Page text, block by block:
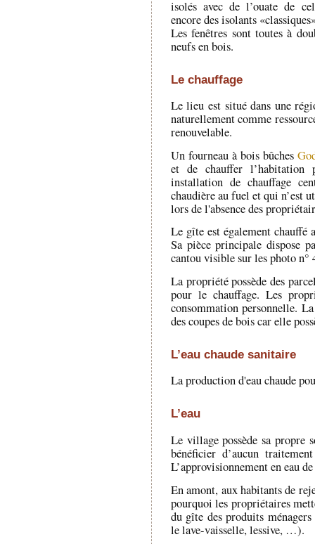
isolés avec de l’ouate de
encore des isolants
Les fenêtres sont toutes à
neufs en bois.
Le chauffage
Le lieu est situé dans une
naturellement comme
renouvelable.
Un fourneau à bois bûches
et de chauffer l’habitation
installation de chauffage
chaudière au fuel et qui n’est
lors de l'absence des
Le gîte est également chauffé
Sa pièce principale dispose
cantou visible sur les photo n°
La propriété possède des
pour le chauffage. Les
consommation personnelle.
des coupes de bois car elle
L’eau chaude sanitaire
La production d'eau chaude
L’eau
Le village possède sa propre
bénéficier d’aucun
L’approvisionnement en eau
En amont, aux habitants de
pourquoi les propriétaires
du gîte des produits
le lave-vaisselle, lessive, …).